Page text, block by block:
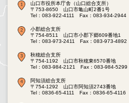
山口市役所本庁舎（山口総合支所）
〒753-8650 山口市亀山町2番1号
Tel：083-922-4111
Fax：083-934-2944
小郡総合支所
〒754-8511 山口市小郡下郷609番地1
Tel：083-973-2411
Fax：083-973-4892
秋穂総合支所
〒754-1192 山口市秋穂東6570番地
Tel：083-984-2121
Fax：083-984-5299
阿知須総合支所
〒754-1292 山口市阿知須2743番地
Tel：0836-65-4111
Fax：0836-65-4116